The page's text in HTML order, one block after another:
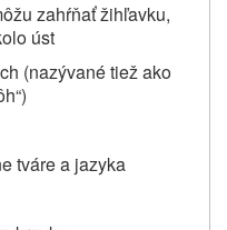
zahŕňať žihľavku,
úst
(nazývané tiež ako
tváre a jazyka